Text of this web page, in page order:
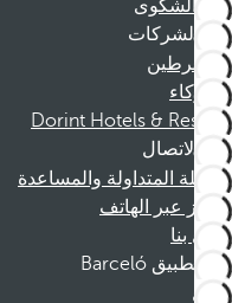
قناة الشكوى
الشركات
المنخرطين
الشركاء
Dorint Hotels & Resorts
الاتصال
الأسئلة المتداولة والمساعدة
الحجز عبر الهاتف
اتصل بنا
تطبيق Barceló
تنزيل